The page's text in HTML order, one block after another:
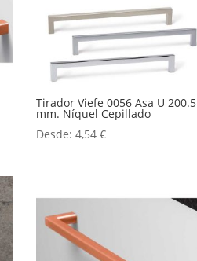
Tirador Viefe 0056 Asa U 200.5
mm. Níquel Cepillado
Desde: 4,54 €